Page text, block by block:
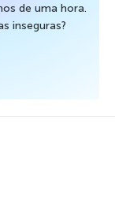
de uma hora.
inseguras?